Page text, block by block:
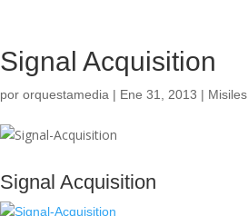
Signal Acquisition
pororquestamedia | Ene 31, 2013 | Misiles
Signal Acquisition